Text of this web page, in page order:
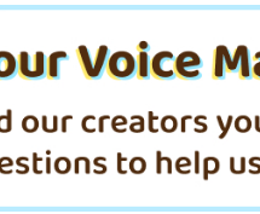
【再販】現パロSTK(そのう
ち)結婚する尾杉の本
787
ゴールデンカムイ